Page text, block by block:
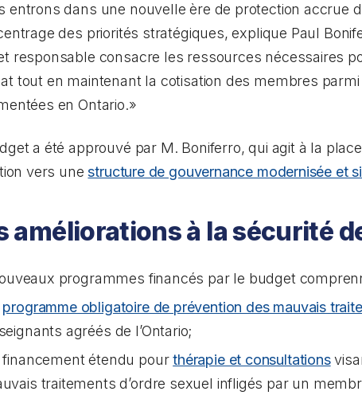
entrons dans une nouvelle ère de protection accrue
des priorités stratégiques, explique Paul
responsable consacre les ressources nécessaires
tout en maintenant la cotisation des membres
en Ontario.»
a été approuvé par M. Boniferro, qui agit à la
vers unestructure de gouvernance modernisée et
améliorations à la sécurité
programmes financés par le budget
programme obligatoire de prévention des mauvais
agréés de l’Ontario;
financement étendu pourthérapie et consultations
traitements d’ordre sexuel infligés par un